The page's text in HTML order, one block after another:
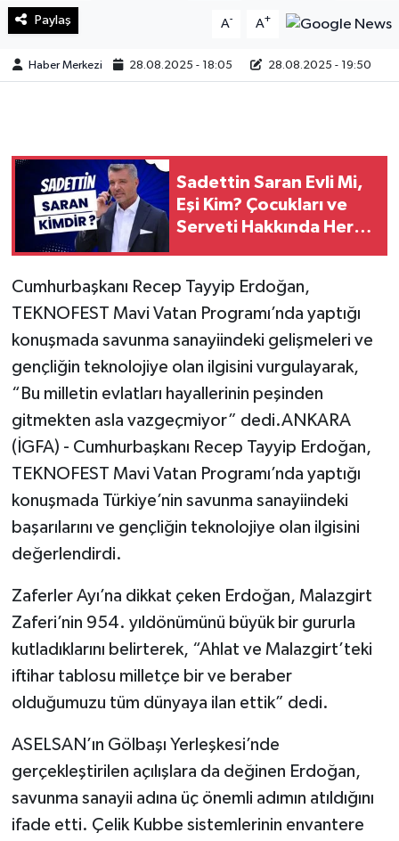
Paylaş A- A+
Haber Merkezi 28.08.2025 - 18:05 28.08.2025 - 19:50
Sadettin Saran Evli Mi,
Eşi Kim? Çocukları ve
Serveti Hakkında Her
Cumhurbaşkanı Recep Tayyip Erdoğan,
TEKNOFEST Mavi Vatan Programı’nda yaptığı
konuşmada savunma sanayiindeki gelişmeleri ve
gençliğin teknolojiye olan ilgisini vurgulayarak,
“Bu milletin evlatları hayallerinin peşinden
gitmekten asla vazgeçmiyor” dedi.ANKARA
(İGFA) - Cumhurbaşkanı Recep Tayyip Erdoğan,
TEKNOFEST Mavi Vatan Programı’nda yaptığı
konuşmada Türkiye’nin savunma sanayiindeki
başarılarını ve gençliğin teknolojiye olan ilgisini
değerlendirdi.
Zaferler Ayı’na dikkat çeken Erdoğan, Malazgirt
Zaferi’nin 954. yıldönümünü büyük bir gururla
kutladıklarını belirterek, “Ahlat ve Malazgirt’teki
iftihar tablosu milletçe bir ve beraber
olduğumuzu tüm dünyaya ilan ettik” dedi.
ASELSAN’ın Gölbaşı Yerleşkesi’nde
gerçekleştirilen açılışlara da değinen Erdoğan,
savunma sanayii adına üç önemli adımın atıldığını
ifade etti. Çelik Kubbe sistemlerinin envantere